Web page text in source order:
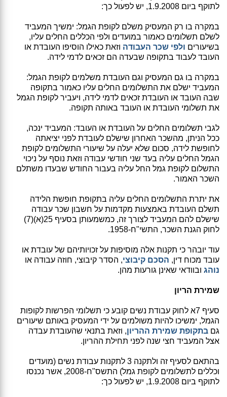
לתוקף ביום 1.9.2008, יש לפעול כך:
במקרה בו רק המעסיק משלם לקופת הגמל: ימשיך המעביד
לשלם תשלומים כאמור במועדים ולפי הכללים החלים עליו,
בשיעורים ולפי שכר העבודה וזאת כאילו הוסיפו העובדת או
העובד לעבוד בתקופה שבעדה הם זכאים לדמי לידה.
במקרה בו גם המעסיק וגם העובדת משלמים לקופת הגמל:
המעביד ישלם את התשלומים החלים עליו כאמור בתקופה
שבה העובד או העובדת זכאים לדמי לידה, ויעביר לקופת הגמל
את תשלומי העובדת או העובד באותה תקופה.
לגבי תשלומים החלים על העובדת או העובד: המעביד ינכה,
ככל הניתן, מהשכר האחרון שישלם לעובדת לפני יציאתה
לחופשת לידה, סכום שלא יעלה על שיעורי התשלומים לקופת
הגמל החלים עליה בעד שני חודשי עבודה וזאת נוסף על ניכוי
התשלום לקופת גמל החל עליה בעבור החודש שבעדו משתלם
השכר האמור.
את יתרת התשלומים החלים עליה בתקופת חופשת הלידה
תשלם העובדת באמצעות מקדמות על חשבון שכר עבודה
שישלם להם המעביד לצורך זה, כמשמעותן בסעיף 25(א)(7)
לחוק הגנת השכר, התשי"ח-1958.
עוד יובהר כי תקנות אלה מוסיפות על זכויותיהם של עובדת או
עובד מכוח דין, הסכם קיבוצי, הסדר קיבוצי, חוזה עבודה או
נוהג ובוודאי שאינן גורעות מהן.
שמירת הריון
סעיף 7א לחוק עבודת נשים קובע כי תשלומי הפרשות לקופות
הגמל, ימשיכו להיות משולמים על ידי המעסיק באותם שיעורים
גם בתקופת שמירת ההריון, וזאת בתנאי שהעובדת עבדה
אצל המעביד חצי שנה לפני תחילת ההריון.
בהתאם לסעיף זה ולתקנה 3 לתקנות עבודת נשים (מועדים
וכללים לתשלומים לקופת גמל) התשס"ח-2008, אשר נכנסו
לתוקף ביום 1.9.2008, יש לפעול כך: